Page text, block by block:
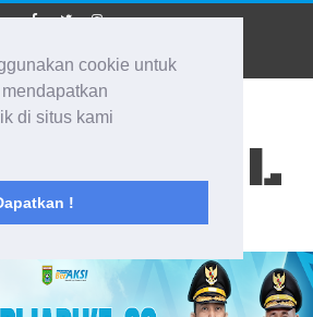
cookie untuk
di situs kami
!
KALSEL
Ke Segala Arah